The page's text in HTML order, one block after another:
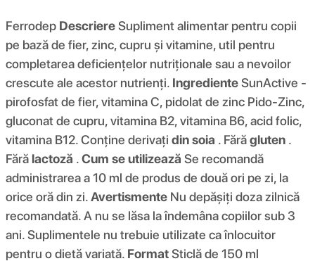
Ferrodep DescriereSupliment alimentar pentru copii
pe bază de fier, zinc, cupru și vitamine, util pentru
completarea deficiențelor nutriționale sau a nevoilor
crescute ale acestor nutrienți. IngredienteSunActive -
pirofosfat de fier, vitamina C, pidolat de zinc Pido-Zinc,
gluconat de cupru, vitamina B2, vitamina B6, acid folic,
vitamina B12. Conține derivați din soia . Fărăgluten .
Fără lactoză .Cum se utilizează Se recomandă
administrarea a 10 ml de produs de două ori pe zi, la
orice oră din zi.Avertismente Nu depășiți doza zilnică
recomandată. A nu se lăsa la îndemâna copiilor sub 3
ani. Suplimentele nu trebuie utilizate ca înlocuitor
pentru o dietă variată. FormatSticlă de 150 ml